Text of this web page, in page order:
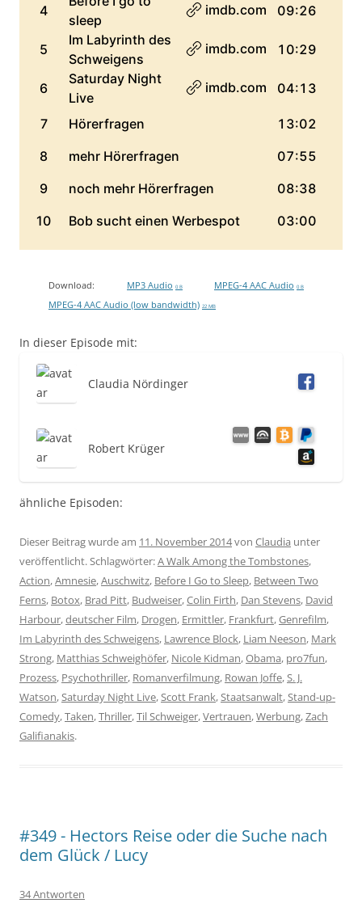
Download: MP3 Audio 0 B MPEG-4 AAC Audio 0 B
MPEG-4 AAC Audio (low bandwidth) 22 MB
In dieser Episode mit:
Claudia Nördinger
Robert Krüger
ähnliche Episoden:
Dieser Beitrag wurde am 11. November 2014von Claudia unter
veröffentlicht. Schlagwörter:A Walk Among the Tombstones,
Action,Amnesie,Auschwitz, Before I Go to Sleep, Between Two
Ferns, Botox, Brad Pitt, Budweiser,Colin Firth, Dan Stevens, David
Harbour,deutscher Film, Drogen, Ermittler, Frankfurt,Genrefilm,
Im Labyrinth des Schweigens, Lawrence Block, Liam Neeson, Mark
Strong, Matthias Schweighöfer, Nicole Kidman,Obama, pro7fun,
Prozess, Psychothriller, Romanverfilmung, Rowan Joffe,S. J.
Watson,Saturday Night Live,Scott Frank,Staatsanwalt,Stand-up-
Comedy,Taken,Thriller,Til Schweiger,Vertrauen,Werbung,Zach
Galifianakis.
#349 - Hectors Reise oder die Suche nach
dem Glück / Lucy
34 Antworten